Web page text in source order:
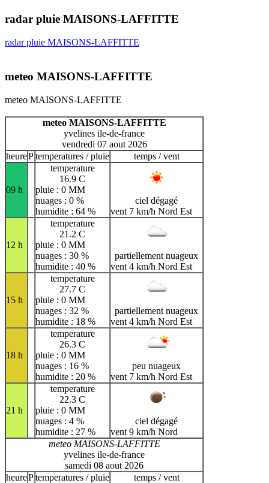
radar pluie MAISONS-LAFFITTE
radar pluie MAISONS-LAFFITTE
meteo MAISONS-LAFFITTE
meteo MAISONS-LAFFITTE
meteo MAISONS-LAFFITTE
yvelines ile-de-france
vendredi 07 aout 2026
heurePtemperatures / pluie temps / vent
09 h
temperature
16.9 C
pluie : 0 MM
nuages : 0 %
humidite : 64 %
ciel dégagé
vent 7 km/h Nord Est
12 h
temperature
21.2 C
pluie : 0 MM
nuages : 30 %
humidite : 40 %
partiellement nuageux
vent 4 km/h Nord Est
15 h
temperature
27.7 C
pluie : 0 MM
nuages : 32 %
humidite : 18 %
partiellement nuageux
vent 4 km/h Nord Est
18 h
temperature
26.3 C
pluie : 0 MM
nuages : 16 %
humidite : 20 %
peu nuageux
vent 7 km/h Nord Est
21 h
temperature
22.3 C
pluie : 0 MM
nuages : 4 %
humidite : 27 %
ciel dégagé
vent 9 km/h Nord
meteo MAISONS-LAFFITTE
yvelines ile-de-france
samedi 08 aout 2026
heurePtemperatures / pluie temps / vent